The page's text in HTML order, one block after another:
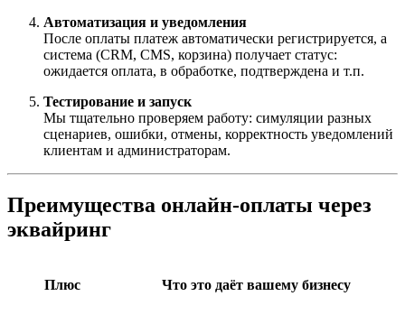
Автоматизация и уведомления
После оплаты платеж автоматически регистрируется, а
система (CRM, CMS, корзина) получает статус:
ожидается оплата, в обработке, подтверждена и т.п.
Тестирование и запуск
Мы тщательно проверяем работу: симуляции разных
сценариев, ошибки, отмены, корректность уведомлений
клиентам и администраторам.
Преимущества онлайн-оплаты через
эквайринг
Плюс Что это даёт вашему бизнесу